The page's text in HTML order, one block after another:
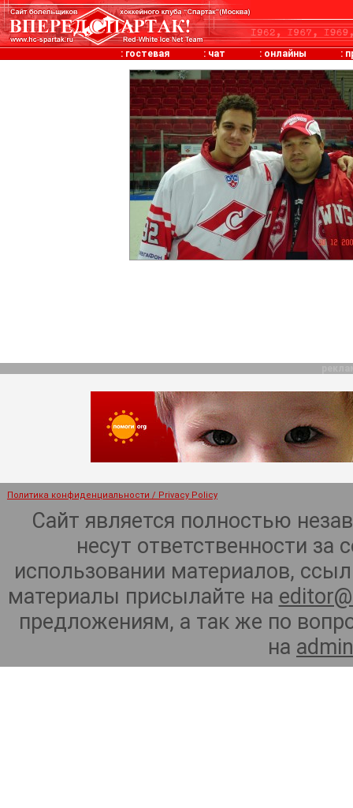
: гостевая : чат : онлайны :
Политика конфиденциальности / Privacy Policy
Сайт является полностью
несут ответственности
использовании материалов,
материалы присылайте на
предложениям, а так же по
на